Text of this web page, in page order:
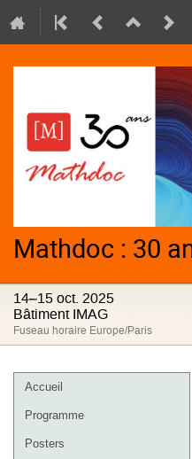
Mathdoc : 30
14–15 oct. 2025
Bâtiment IMAG
Fuseau horaire Europe/Paris
Menu
de
Accueil
Programme
Posters